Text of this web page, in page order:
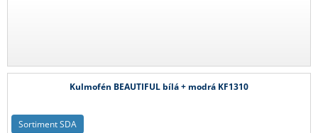
Kulmofén BEAUTIFUL bílá + modrá KF1310
Sortiment SDA